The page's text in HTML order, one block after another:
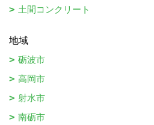
土間コンクリート
地域
砺波市
高岡市
射水市
南砺市